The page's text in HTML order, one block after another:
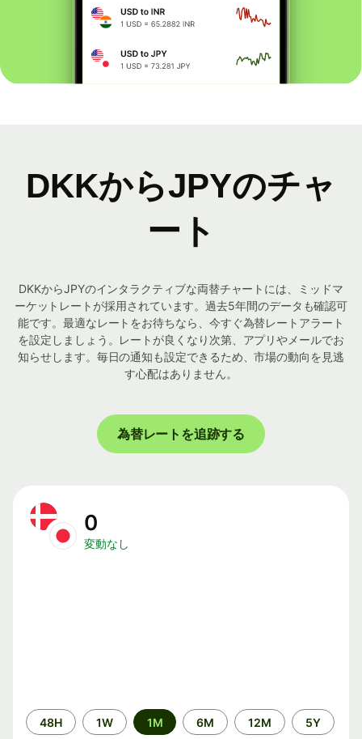
DKKからJPYのチャ
ート
DKKからJPYのインタラクティブな両替チャートには、ミッドマ
ーケットレートが採用されています。過去5年間のデータも確認可
能です。最適なレートをお待ちなら、今すぐ為替レートアラート
を設定しましょう。レートが良くなり次第、アプリやメールでお
知らせします。毎日の通知も設定できるため、市場の動向を見逃
す心配はありません。
為替レートを追跡する
0
変動なし
期
間
48H 1W 1M 6M 12M 5Y